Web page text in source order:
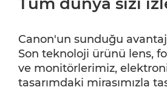
Canon'un sunduğu
Son teknoloji ürünü lens,
ve monitörlerimiz,
tasarımdaki mirasımızla